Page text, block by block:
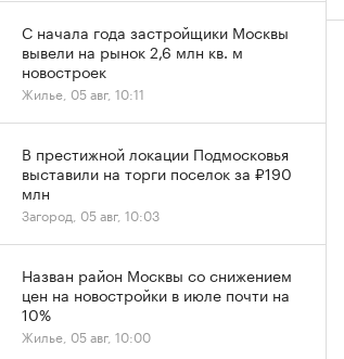
С начала года застройщики Москвы
вывели на рынок 2,6 млн кв. м
новостроек
Жилье, 05 авг, 10:11
В престижной локации Подмосковья
выставили на торги поселок за ₽190
млн
Загород, 05 авг, 10:03
Назван район Москвы со снижением
цен на новостройки в июле почти на
10%
Жилье, 05 авг, 10:00